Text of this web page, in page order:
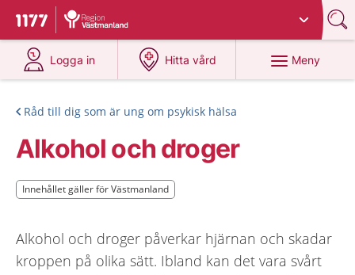
Till startsidan för 1177
Du har valt region
Logga in
på 1177.se
Hitta vård
på 1177.se
Meny
Råd till dig som är ung om psykisk hälsa
Alkohol och droger
Innehållet gäller för Västmanland
Innehållet gäller för Västmanland
Alkohol och droger påverkar hjärnan och skadar
kroppen på olika sätt. Ibland kan det vara svårt